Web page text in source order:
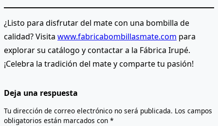
¿Listo para disfrutar del mate con una bombilla de
calidad? Visita www.fabricabombillasmate.com para
explorar su catálogo y contactar a la Fábrica Irupé.
¡Celebra la tradición del mate y comparte tu pasión!
Deja una respuesta
Tu dirección de correo electrónico no será publicada. Los campos
obligatorios están marcados con *